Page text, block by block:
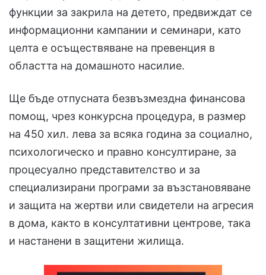
функции за закрила на детето, предвиждат се
информационни кампании и семинари, като
целта е осъществяване на превенция в
областта на домашното насилие.
Ще бъде отпусната безвъзмездна финансова
помощ, чрез конкурсна процедура, в размер
на 450 хил. лева за всяка година за социално,
психологическо и правно консултиране, за
процесуално представителство и за
специализирани програми за възстановяване
и защита на жертви или свидетели на агресия
в дома, както в консултативни центрове, така
и настанени в защитени жилища.